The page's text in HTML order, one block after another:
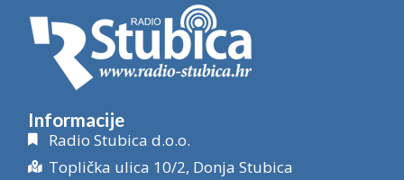
Informacije
Radio Stubica d.o.o.
Toplička ulica 10/2, Donja Stubica